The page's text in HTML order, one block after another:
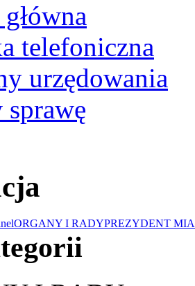
telefoniczna
urzędowania
sprawę
ORGANY I RADYPREZYDENT